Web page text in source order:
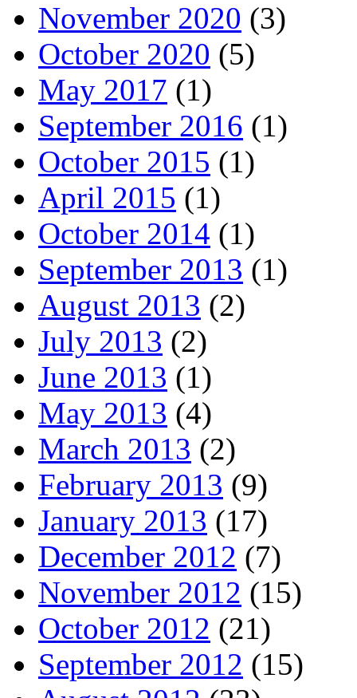
November 2020 (3)
October 2020 (5)
May 2017 (1)
September 2016 (1)
October 2015 (1)
April 2015 (1)
October 2014 (1)
September 2013 (1)
August 2013 (2)
July 2013 (2)
June 2013 (1)
May 2013 (4)
March 2013 (2)
February 2013 (9)
January 2013 (17)
December 2012 (7)
November 2012 (15)
October 2012 (21)
September 2012 (15)